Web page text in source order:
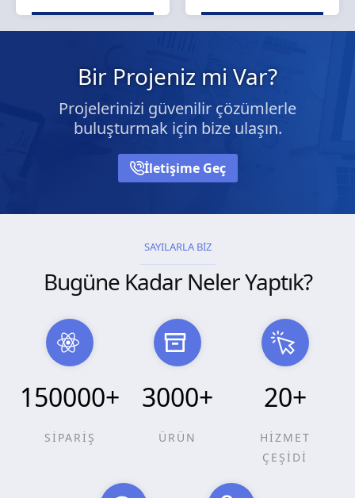
Bir Projeniz mi Var?
Projelerinizi güvenilir çözümlerle
buluşturmak için bize ulaşın.
İletişime Geç
SAYILARLA BİZ
Bugüne Kadar Neler Yaptık?
150000+
SİPARİŞ
3000+
ÜRÜN
20+
HİZMET
ÇEŞİDİ